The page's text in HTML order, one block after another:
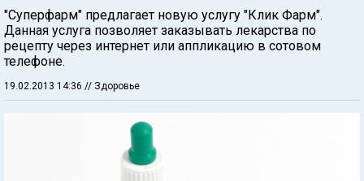
"Суперфарм" предлагает новую услугу "Клик Фарм".
Данная услуга позволяет заказывать лекарства по
рецепту через интернет или аппликацию в сотовом
телефоне.
19.02.2013 14:36 // Здоровье